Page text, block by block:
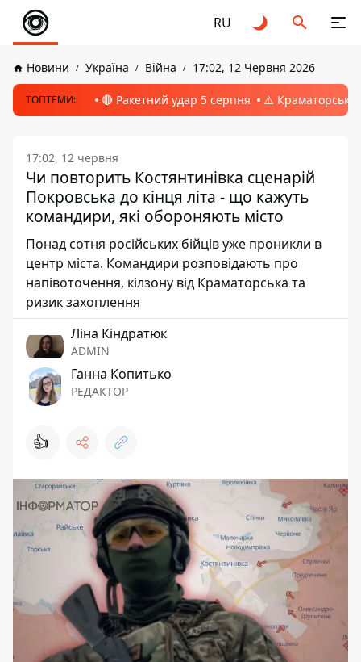
RU
Новини Україна Війна 17:02, 12 Червня 2026
ТОПТЕМИ: 🔴 Ракетний удар 5 серпня ⚠️ Краматорськ,
17:02, 12 червня
Чи повторить Костянтинівка сценарій
Покровська до кінця літа - що кажуть
командири, які обороняють місто
Понад сотня російських бійців уже проникли в
центр міста. Командири розповідають про
напівоточення, кілзону від Краматорська та
ризик захоплення
Ліна Кіндратюк
ADMIN
Ганна Копитько
РЕДАКТОР
👍